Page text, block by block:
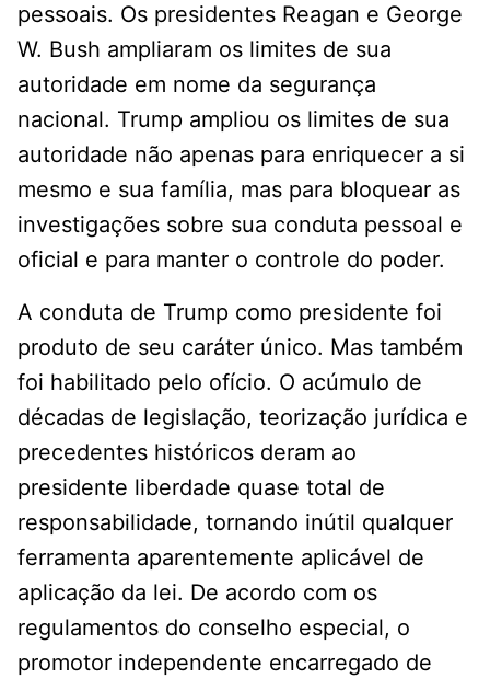
pessoais. Os presidentes Reagan e George
W. Bush ampliaram os limites de sua
autoridade em nome da segurança
nacional. Trump ampliou os limites de sua
autoridade não apenas para enriquecer a si
mesmo e sua família, mas para bloquear as
investigações sobre sua conduta pessoal e
oficial e para manter o controle do poder.
A conduta de Trump como presidente foi
produto de seu caráter único. Mas também
foi habilitado pelo ofício. O acúmulo de
décadas de legislação, teorização jurídica e
precedentes históricos deram ao
presidente liberdade quase total de
responsabilidade, tornando inútil qualquer
ferramenta aparentemente aplicável de
aplicação da lei. De acordo com os
regulamentos do conselho especial, o
promotor independente encarregado de